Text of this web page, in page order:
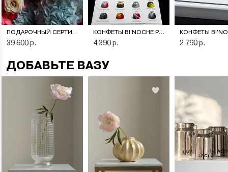
ПОДАРОЧНЫЙ СЕРТИФИКАТ НА ЦВЕТОЧНУЮ ПОДПИСКУ
39 600 р.
КОНФЕТЫ BI’NOCHE PREMIERE
4 390 р. 2 790 р.
ДОБАВЬТЕ ВАЗУ